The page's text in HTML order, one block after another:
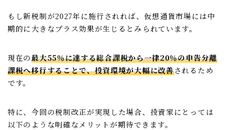
もし新税制が2027年に施行されれば、仮想通貨市場には中
期的に大きなプラス効果が生じるとみられています。
現在の最大55％に達する総合課税から一律20％の申告分離
課税へ移行することで、投資環境が大幅に改善されるため
です。
特に、今回の税制改正が実現した場合、投資家にとっては
以下のような明確なメリットが期待できます。